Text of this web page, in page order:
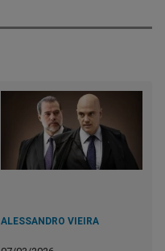
ALESSANDRO VIEIRA